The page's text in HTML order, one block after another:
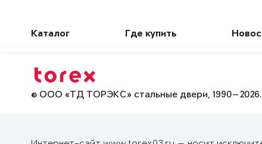
Каталог Где купить
© ООО «ТД ТОРЭКС» стальные двери,